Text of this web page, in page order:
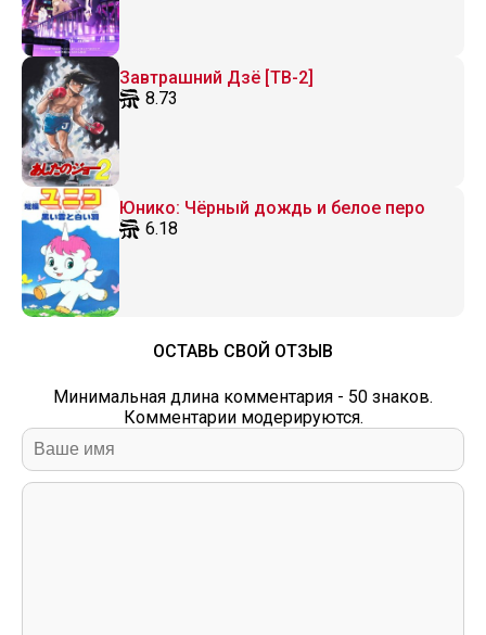
Завтрашний Дзё [ТВ-2]
8.73
Юнико: Чёрный дождь и белое перо
6.18
ОСТАВЬ СВОЙ ОТЗЫВ
Минимальная длина комментария - 50 знаков.
Комментарии модерируются.